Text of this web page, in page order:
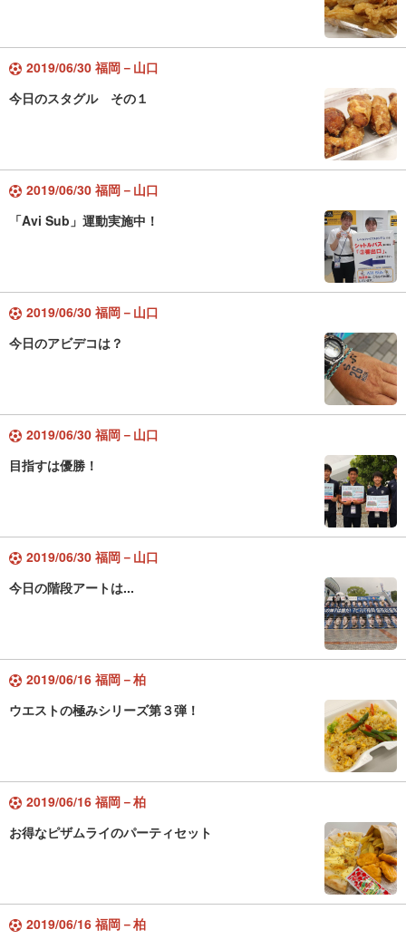
2019/06/30 福岡－山口
今日のスタグル その１
2019/06/30 福岡－山口
「Avi Sub」運動実施中！
2019/06/30 福岡－山口
今日のアビデコは？
2019/06/30 福岡－山口
目指すは優勝！
2019/06/30 福岡－山口
今日の階段アートは...
2019/06/16 福岡－柏
ウエストの極みシリーズ第３弾！
2019/06/16 福岡－柏
お得なピザムライのパーティセット
2019/06/16 福岡－柏